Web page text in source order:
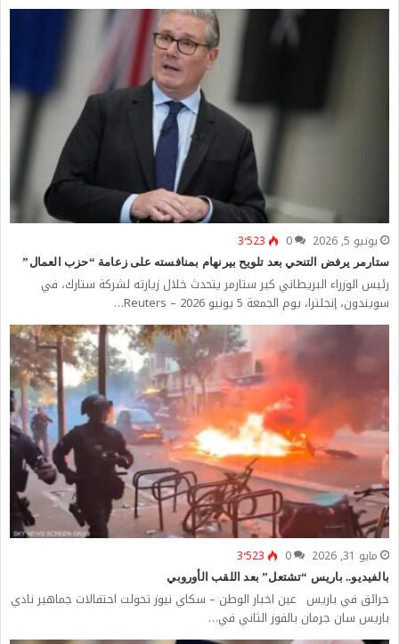
يونيو 5, 2026 0 3٬523
ستارمر يرفض التنحي بعد تلويح بيرنهام بمنافسته على زعامة “حزب العمال”
رئيس الوزراء البريطاني كير ستارمر يتحدث خلال زيارته لشركة ستارك، في
سويندون، إنجلترا، يوم الجمعة 5 يونيو 2026 – Reuters…
مايو 31, 2026 0 3٬523
بالفيديو.. باريس “تشتعل” بعد اللقب الأوروبي
حرائق في باريس عين اخبار الوطن – سكاي نيوز تحولت احتفالات جماهير نادي
باريس سان جرمان بالفوز الثاني في…